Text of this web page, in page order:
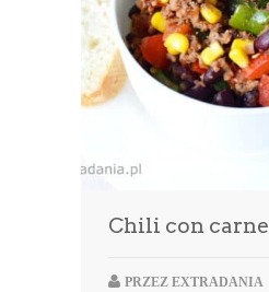
Chili con carne
PRZEZ EXTRADANIA